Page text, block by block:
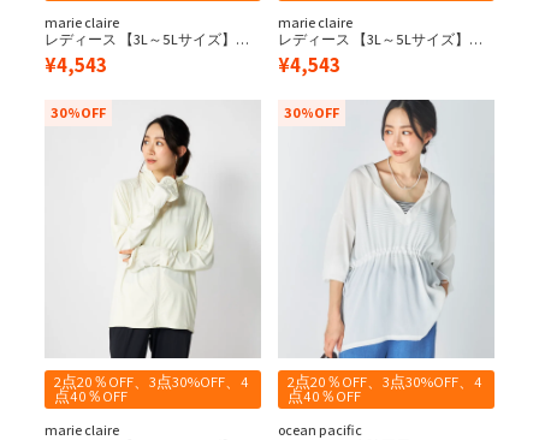
marie claire
レディース 【3L～5Lサイズ】サ
ンバイザー付きUVパーカー
¥4,543
marie claire
レディース 【3L～5Lサイズ】サ
ンバイザー付きUVパーカー
¥4,543
2点20％OFF、3点30%OFF、4
点40％OFF
marie claire
30%OFF
2点20％OFF、3点30%OFF、4
点40％OFF
ocean pacific
30%OFF